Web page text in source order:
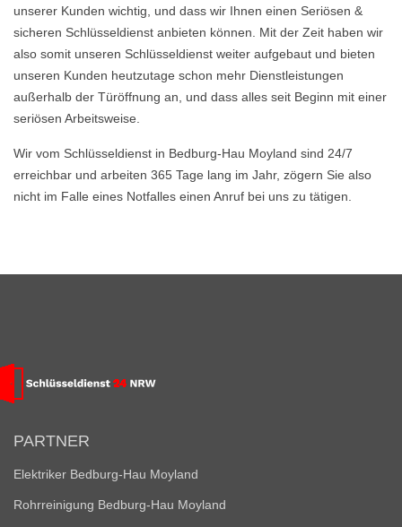
unserer Kunden wichtig, und dass wir Ihnen einen Seriösen &
sicheren Schlüsseldienst anbieten können. Mit der Zeit haben wir
also somit unseren Schlüsseldienst weiter aufgebaut und bieten
unseren Kunden heutzutage schon mehr Dienstleistungen
außerhalb der Türöffnung an, und dass alles seit Beginn mit einer
seriösen Arbeitsweise.
Wir vom Schlüsseldienst in Bedburg-Hau Moyland sind 24/7
erreichbar und arbeiten 365 Tage lang im Jahr, zögern Sie also
nicht im Falle eines Notfalles einen Anruf bei uns zu tätigen.
PARTNER
Elektriker Bedburg-Hau Moyland
Rohrreinigung Bedburg-Hau Moyland